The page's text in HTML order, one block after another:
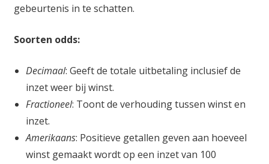
gebeurtenis in te schatten.
Soorten odds:
Decimaal: Geeft de totale uitbetaling inclusief de
inzet weer bij winst.
Fractioneel: Toont de verhouding tussen winst en
inzet.
Amerikaans: Positieve getallen geven aan hoeveel
winst gemaakt wordt op een inzet van 100